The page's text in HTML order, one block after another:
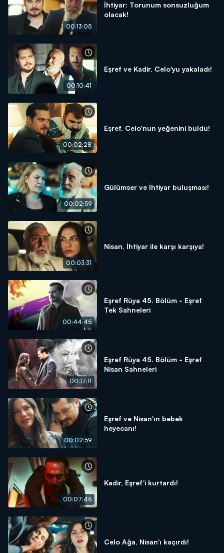
00:13:05
İhtiyar: Torunum sonsuzluğum
olacak!
00:10:41
Eşref ve Kadir, Celo'yu yakaladı!
00:02:28
Eşref, Celo'nun yeğenini buldu!
00:02:59
Gülümser ve İhtiyar buluşması!
00:03:31
Nisan, İhtiyar ile karşı karşıya!
00:44:45
Eşref Rüya 45. Bölüm - Eşref
Tek Sahneleri
00:17:11
Eşref Rüya 45. Bölüm - Eşref
Nisan Sahneleri
00:02:59
Eşref ve Nisan'ın bebek
heyecanı!
00:07:46
Kadir, Eşref'i kurtardı!
Celo Ağa, Nisan'ı kaçırdı!